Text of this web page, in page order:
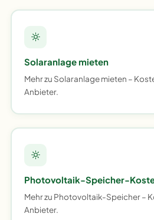
Solaranlage mieten
Mehr zu Solaranlage mieten –
Anbieter.
Photovoltaik-Speicher-
Mehr zu Photovoltaik-Speicher –
Anbieter.